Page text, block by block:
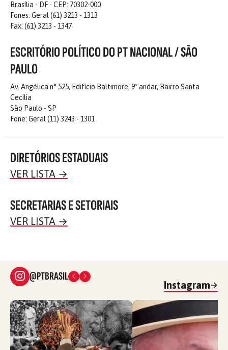
Brasília - DF - CEP: 70302-000
Fones: Geral (61) 3213 - 1313
Fax: (61) 3213 - 1347
ESCRITÓRIO POLÍTICO DO PT NACIONAL / SÃO
PAULO
Av. Angélica n° 525, Edifício Baltimore, 9º andar, Bairro Santa
Cecília
São Paulo - SP
Fone: Geral (11) 3243 - 1301
DIRETÓRIOS ESTADUAIS
VER LISTA →
SECRETARIAS E SETORIAIS
VER LISTA →
@PTBRASIL
Instagram→